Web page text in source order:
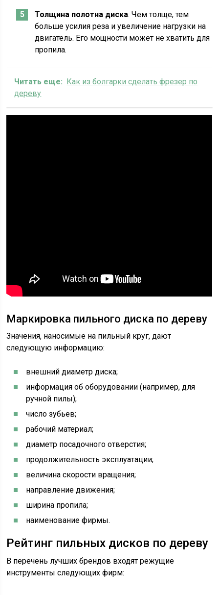
Толщина полотна диска. Чем толще, тем
больше усилия реза и увеличение нагрузки на
двигатель. Его мощности может не хватить для
пропила.
Читать еще: Как из болгарки сделать фрезер по
дереву
Маркировка пильного диска по дереву
Значения, наносимые на пильный круг, дают
следующую информацию:
внешний диаметр диска;
информация об оборудовании (например, для
ручной пилы);
число зубьев;
рабочий материал;
диаметр посадочного отверстия;
продолжительность эксплуатации;
величина скорости вращения;
направление движения;
ширина пропила;
наименование фирмы.
Рейтинг пильных дисков по дереву
В перечень лучших брендов входят режущие
инструменты следующих фирм: